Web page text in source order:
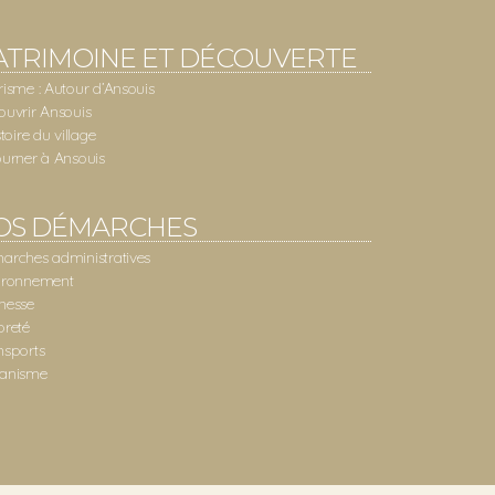
ET DÉCOUVERTE
: Autour d’Ansouis
Ansouis
du village
à Ansouis
DÉMARCHES
administratives